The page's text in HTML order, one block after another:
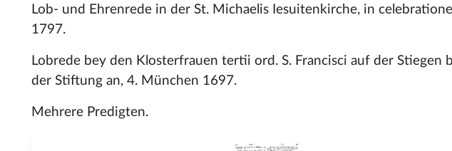
Lob- und Ehrenrede in der St. Michaelis Iesuitenkirche, in
1797.
Lobrede bey den Klosterfrauen tertii ord. S. Francisci auf der
der Stiftung an, 4. München 1697.
Mehrere Predigten.